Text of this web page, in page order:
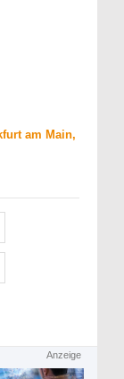
am Main,
Anzeige